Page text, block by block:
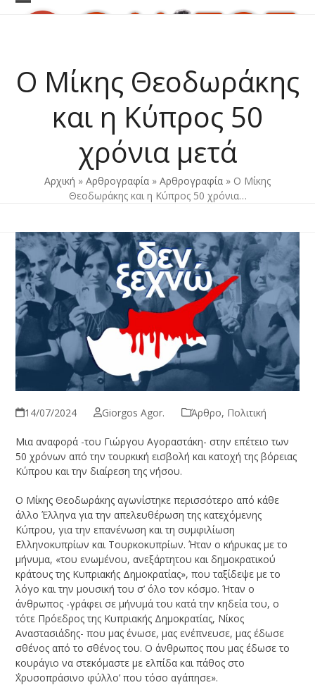
Skip
Open
Close
Ο Μίκης Θεοδωράκης
και η Κύπρος 50
χρόνια μετά
Αρχική » Αρθρογραφία » Αρθρογραφία » Ο Μίκης
Θεοδωράκης και η Κύπρος 50 χρόνια…
14/07/2024 Giorgos Agor. Άρθρο, Πολιτική
Μια αναφορά -του Γιώργου Αγοραστάκη- στην επέτειο των
50 χρόνων από την τουρκική εισβολή και κατοχή της βόρειας
Κύπρου και την διαίρεση της νήσου.
Ο Μίκης Θεοδωράκης αγωνίστηκε περισσότερο από κάθε
άλλο Έλληνα για την απελευθέρωση της κατεχόμενης
Κύπρου, για την επανένωση και τη συμφιλίωση
Ελληνοκυπρίων και Τουρκοκυπρίων. Ήταν ο κήρυκας με το
μήνυμα, «του ενωμένου, ανεξάρτητου και δημοκρατικού
κράτους της Κυπριακής Δημοκρατίας», που ταξίδεψε με το
λόγο και την μουσική του σ’ όλο τον κόσμο. Ήταν ο
άνθρωπος -γράφει σε μήνυμά του κατά την κηδεία του, ο
τότε Πρόεδρος της Κυπριακής Δημοκρατίας, Νίκος
Αναστασιάδης- που μας ένωσε, μας ενέπνευσε, μας έδωσε
σθένος από το σθένος του. Ο άνθρωπος που μας έδωσε το
κουράγιο να στεκόμαστε με ελπίδα και πάθος στο
΄Χρυσοπράσινο φύλλο’ που τόσο αγάπησε».